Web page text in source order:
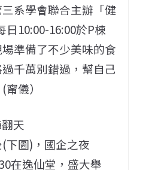
系學會聯合主辦「健
日10:00-16:00於P棟
準備了不少美味的食
千萬別錯過，幫自己
儀）
天
下圖)，國企之夜
在逸仙堂，盛大舉